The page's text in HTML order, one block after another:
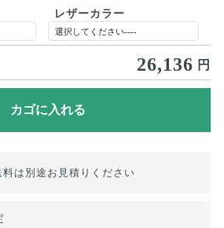
レザーカラー
26,136 円
は別途お見積りください